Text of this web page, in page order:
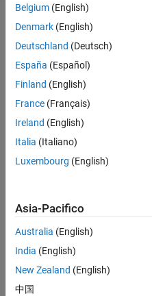
Sponsorizzazioni
login
to
endorse
person
in a
Belgium (English)
Denmark (English)
Deutschland (Deutsch)
España (Español)
Finland (English)
France (Français)
Ireland (English)
Italia (Italiano)
Luxembourg (English)
Asia-Pacifico
Australia (English)
India (English)
New Zealand (English)
中国